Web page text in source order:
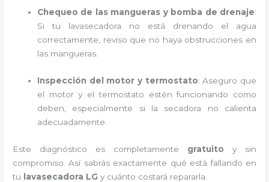
Chequeo de las mangueras y bomba de drenaje:
Si tu lavasecadora no está drenando el agua
correctamente, reviso que no haya obstrucciones en
las mangueras.
Inspección del motor y termostato: Aseguro que
el motor y el termostato estén funcionando como
deben, especialmente si la secadora no calienta
adecuadamente.
Este diagnóstico es completamente gratuito y sin
compromiso. Así sabrás exactamente qué está fallando en
tu lavasecadora LG y cuánto costará repararla.